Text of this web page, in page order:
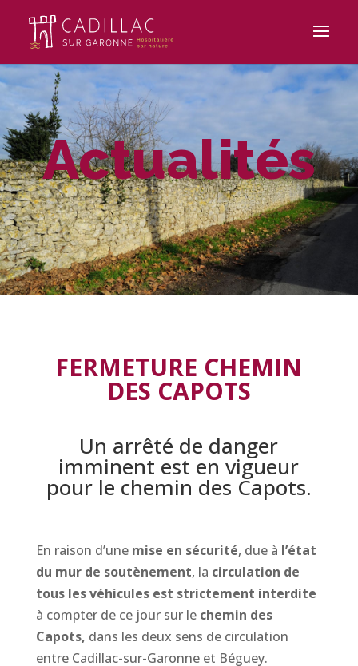
Actualités
FERMETURE CHEMIN
DES CAPOTS
Un arrêté de danger
imminent est en vigueur
pour le chemin des Capots.
En raison d’unemise en sécurité, due à l’état
du mur de soutènement, la circulation de
tous les véhicules est strictement interdite
à compter de ce jour sur le chemin des
Capots, dans les deux sens de circulation
entre Cadillac-sur-Garonne et Béguey.